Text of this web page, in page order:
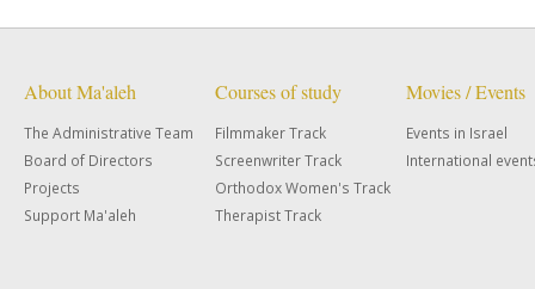
About Ma'aleh
The Administrative Team
Board of Directors
Projects
Support Ma'aleh
Courses of study
Filmmaker Track
Screenwriter Track
Orthodox Women's Track
Therapist Track
Movies / Events
Events in Israel
International